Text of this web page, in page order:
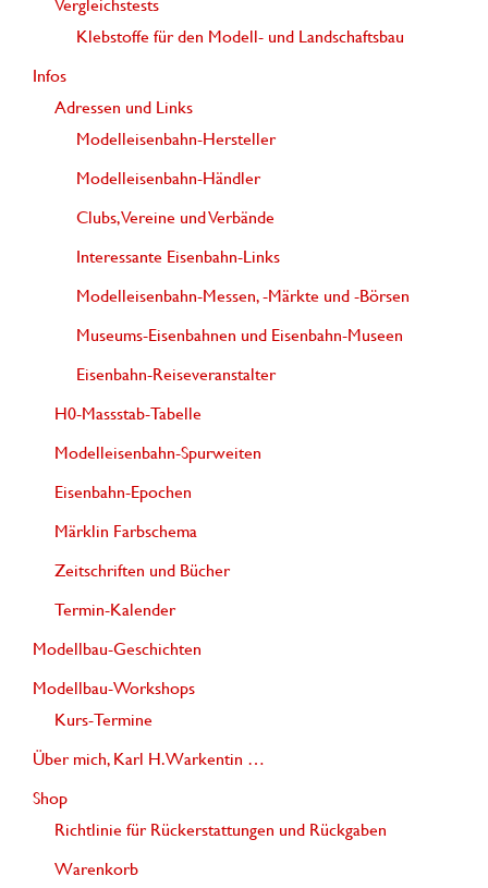
Klebstoffe für den Modell- und Landschaftsbau
Infos
Adressen und Links
Modelleisenbahn-Hersteller
Modelleisenbahn-Händler
Clubs, Vereine und Verbände
Interessante Eisenbahn-Links
Modelleisenbahn-Messen, -Märkte und -Börsen
Museums-Eisenbahnen und Eisenbahn-Museen
Eisenbahn-Reiseveranstalter
H0-Massstab-Tabelle
Modelleisenbahn-Spurweiten
Eisenbahn-Epochen
Märklin Farbschema
Zeitschriften und Bücher
Termin-Kalender
Modellbau-Geschichten
Modellbau-Workshops
Kurs-Termine
Über mich, Karl H. Warkentin …
Shop
Richtlinie für Rückerstattungen und Rückgaben
Warenkorb